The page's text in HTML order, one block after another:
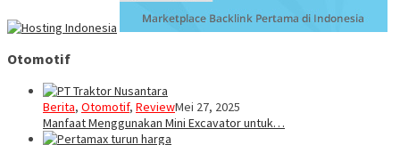
Otomotif
Berita, Otomotif, ReviewMei 27, 2025
Manfaat Menggunakan Mini Excavator untuk…